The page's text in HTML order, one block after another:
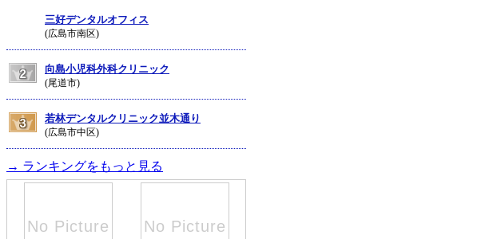
三好デンタルオフィス
(広島市南区)
向島小児科外科クリニック
(尾道市)
若林デンタルクリニック並木通り
(広島市中区)
→ ランキングをもっと見る